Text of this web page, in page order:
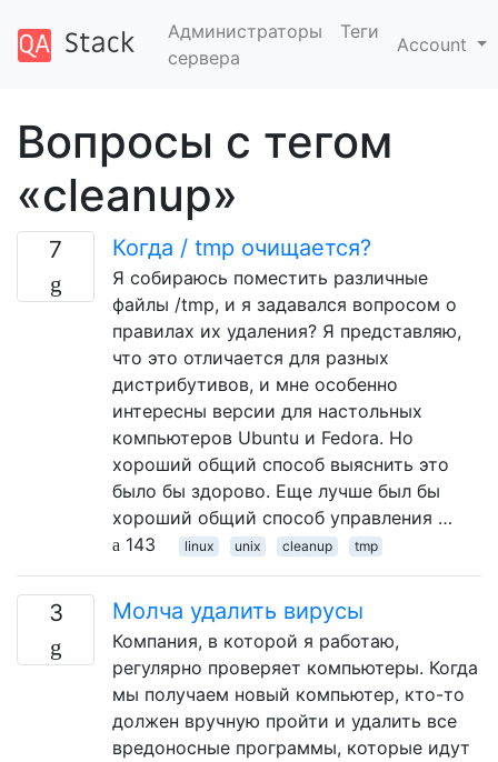
Администраторы
сервера
Теги
Account
Вопросы с тегом
«cleanup»
7 Когда / tmp очищается?
Я собираюсь поместить различные
файлы /tmp, и я задавался вопросом о
правилах их удаления? Я представляю,
что это отличается для разных
дистрибутивов, и мне особенно
интересны версии для настольных
компьютеров Ubuntu и Fedora. Но
хороший общий способ выяснить это
было бы здорово. Еще лучше был бы
хороший общий способ управления …
143
linux unix cleanup tmp
3 Молча удалить вирусы
Компания, в которой я работаю,
регулярно проверяет компьютеры. Когда
мы получаем новый компьютер, кто-то
должен вручную пройти и удалить все
вредоносные программы, которые идут